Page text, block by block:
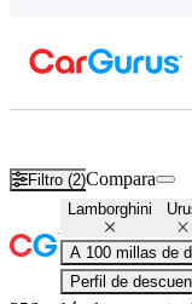
Filtro (2)Compara
Lamborghini
A 100 millas de
Perfil de